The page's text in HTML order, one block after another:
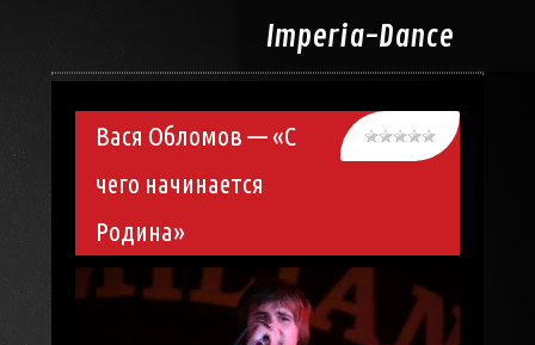
Imperia-Dance
Вася Обломов — «С
чего начинается
Родина»